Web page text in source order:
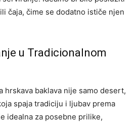
čaja, čime se dodatno ističe njen
u Tradicionalnom
hrskava baklava nije samo desert,
spaja tradiciju i ljubav prema
idealna za posebne prilike,